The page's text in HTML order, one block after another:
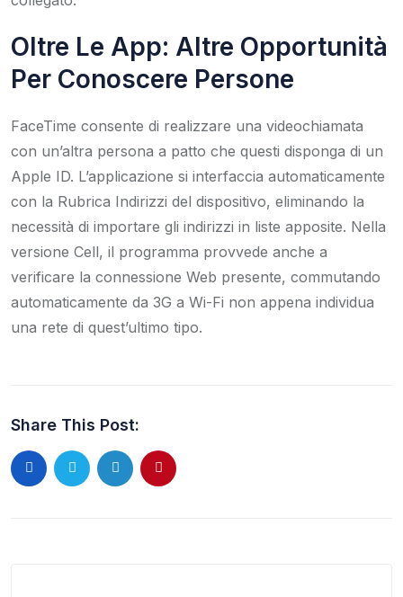
Oltre Le App: Altre Opportunità
Per Conoscere Persone
FaceTime consente di realizzare una videochiamata
con un’altra persona a patto che questi disponga di un
Apple ID. L’applicazione si interfaccia automaticamente
con la Rubrica Indirizzi del dispositivo, eliminando la
necessità di importare gli indirizzi in liste apposite. Nella
versione Cell, il programma provvede anche a
verificare la connessione Web presente, commutando
automaticamente da 3G a Wi-Fi non appena individua
una rete di quest’ultimo tipo.
Share This Post: